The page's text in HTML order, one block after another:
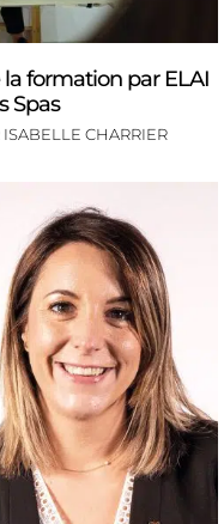
la formation par ELAI
Spas
ISABELLE CHARRIER